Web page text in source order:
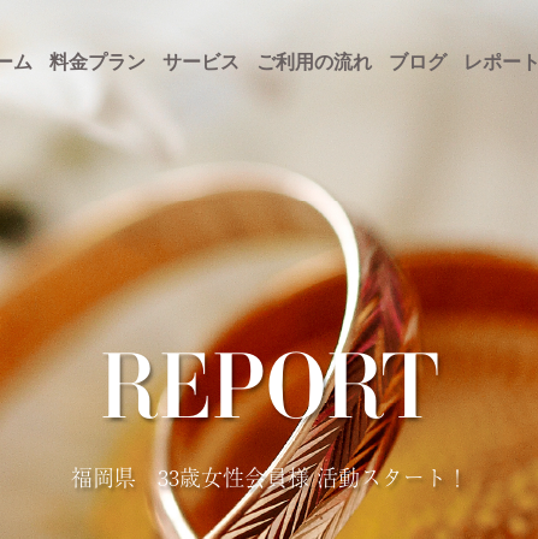
ム 料金プラン サービス ご利用の流れ ブログ レポート
REPORT
福岡県 33歳女性会員様 活動スタート！